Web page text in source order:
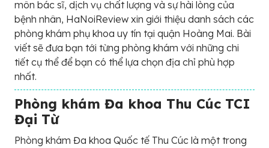
môn bác sĩ, dịch vụ chất lượng và sự hài lòng của
bệnh nhân, HaNoiReview xin giới thiệu danh sách các
phòng khám phụ khoa uy tín tại quận Hoàng Mai. Bài
viết sẽ đưa bạn tới từng phòng khám với những chi
tiết cụ thể để bạn có thể lựa chọn địa chỉ phù hợp
nhất.
Phòng khám Đa khoa Thu Cúc TCI
Đại Từ
Phòng khám Đa khoa Quốc tế Thu Cúc là một trong